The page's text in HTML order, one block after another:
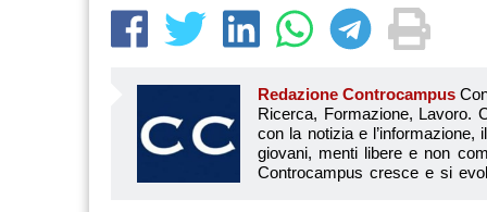
Redazione Controcampus Controcampus è Il magazine più letto dai giovani su: Scuola, Università, Ricerca, Formazione, Lavoro. Controcampus nasce nell’ottobre 2001 con la missione di affiancare con la notizia e l’informazione, il mondo dell’istruzione e dell’università. Il suo cuore pulsante sono i giovani, menti libere e non compromesse da nessun interesse di parte. Il progetto è ambizioso e Controcampus cresce e si evolve arricchendo il proprio staff con nuovi giovani vogliosi di